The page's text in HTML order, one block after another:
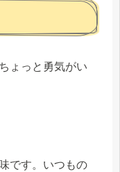
ょっと勇気がい
です。いつもの